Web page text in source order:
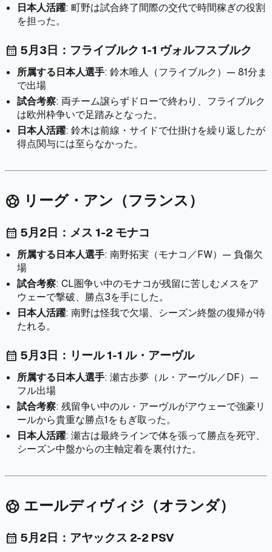
日本人活躍: 町野は試合終了間際の交代で時間稼ぎの役割
を担った。
calendar_month 5月3日：フライブルク 1-1 ヴォルフスブルク
所属する日本人選手: 鈴木唯人（フライブルク）— 81分ま
で出場
試合考察: 両チーム譲らずドローで終わり、フライブルク
は欧州枠争いで足踏みとなった。
日本人活躍: 鈴木は前線・サイドで仕掛けを繰り返したが
得点関与には至らなかった。
sports_soccer リーグ・アン（フランス）
calendar_month 5月2日：メス 1-2 モナコ
所属する日本人選手: 南野拓実（モナコ／FW）— 負傷欠
場
試合考察: CL圏争い中のモナコが残留に苦しむメスをア
ウェーで撃破、勝点3を手にした。
日本人活躍: 南野は怪我で欠場、シーズン終盤の復帰が待
たれる。
calendar_month 5月3日：リール 1-1 ル・アーヴル
所属する日本人選手: 瀬古歩夢（ル・アーヴル／DF）—
フル出場
試合考察: 残留争い中のル・アーヴルがアウェーで強豪リ
ールから貴重な勝点1をもぎ取った。
日本人活躍: 瀬古は最終ラインで体を張って勝点を死守、
シーズン中盤からの主軸定着を裏付けた。
sports_soccer エールディヴィジ（オランダ）
calendar_month 5月2日：アヤックス 2-2 PSV